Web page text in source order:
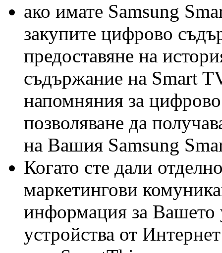
ако имате Samsung
закупите цифрово
предоставяне на
съдържание на Smart
напомняния за
позволяване да
на Вашия Samsung
Когато сте дали
маркетингови
информация за
устройства от